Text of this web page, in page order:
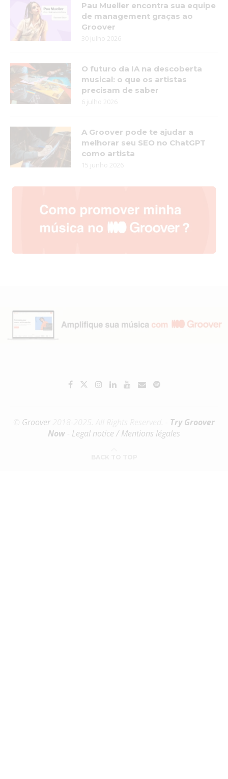
Pau Mueller encontra sua equipe
de management graças ao
Groover
30 julho 2026
O futuro da IA na descoberta
musical: o que os artistas
precisam de saber
6 julho 2026
A Groover pode te ajudar a
melhorar seu SEO no ChatGPT
como artista
15 junho 2026
Groover2018-2025. All Rights Reserved. - Try Groover
Now
Legal notice / Mentions légales